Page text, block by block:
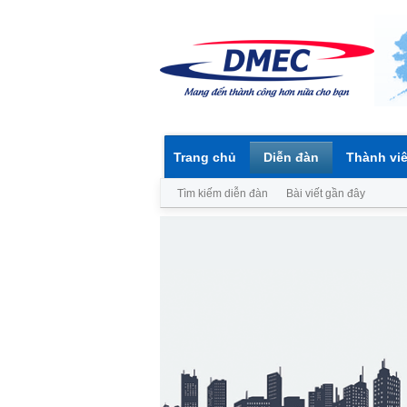
Trang chủ Diễn đàn
Tìm kiếm diễn đàn Bài viết gần đây
Thành